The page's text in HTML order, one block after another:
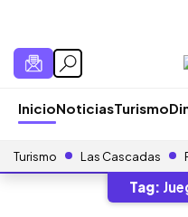
InicioNoticiasTurismo
Turismo Las Cascadas
Tag: